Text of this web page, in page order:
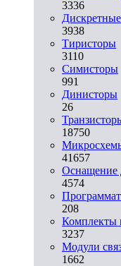
3336
3938
Тиристоры
3110
Симисторы
991
Динисторы
26
18750
41657
Оснащение
4574
208
Комплекты
3237
Модули
1662